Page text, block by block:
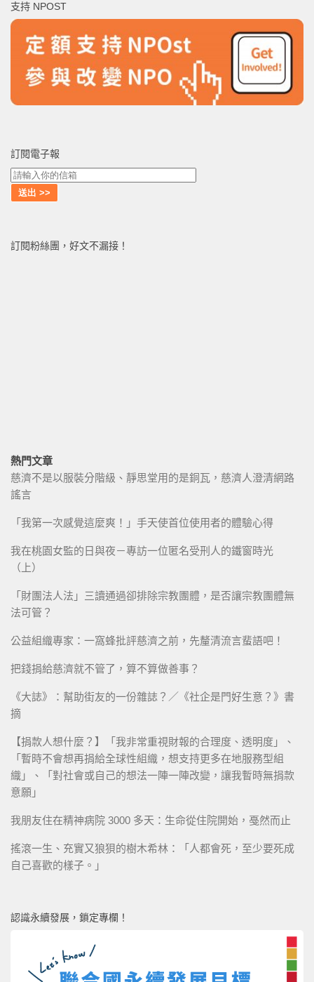
字:
支持 NPOST
訂閱電子報
訂閱粉絲團，好文不漏接！
熱門文章
慈濟不是以服裝分階級、靜思堂用的是銅瓦，慈濟人澄清網路
謠言
「我第一次感覺這麼爽！」手天使首位使用者的體驗心得
我在桃園女監的日與夜－專訪一位匿名受刑人的鐵窗時光
（上）
「財團法人法」三讀通過卻排除宗教團體，是否讓宗教團體無
法可管？
公益組織專家：一窩蜂批評慈濟之前，先釐清流言蜚語吧！
把錢捐給慈濟就不管了，算不算做善事？
《大誌》：幫助街友的一份雜誌？／《社企是門好生意？》書
摘
【捐款人想什麼？】「我非常重視財報的合理度、透明度」、
「暫時不會想再捐給全球性組織，想支持更多在地服務型組
織」、「對社會或自己的想法一陣一陣改變，讓我暫時無捐款
意願」
我朋友住在精神病院 3000 多天：生命從住院開始，戞然而止
搖滾一生、充實又狼狽的樹木希林：「人都會死，至少要死成
自己喜歡的樣子。」
認識永續發展，鎖定專欄！